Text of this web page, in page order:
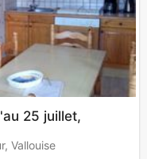
25 juillet,
Vallouise